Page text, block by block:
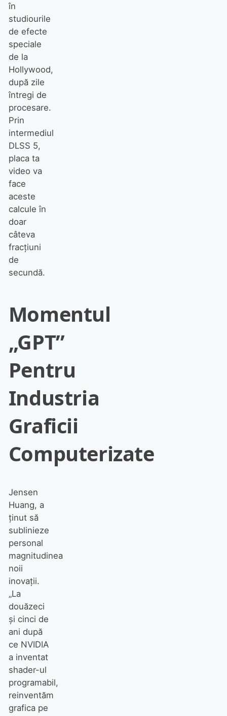
în
studiourile
de efecte
speciale
de la
Hollywood,
după zile
întregi de
procesare.
Prin
intermediul
DLSS 5,
placa ta
video va
face
aceste
calcule în
doar
câteva
fracțiuni
de
secundă.
Momentul
„GPT”
Pentru
Industria
Graficii
Computerizate
Jensen
Huang, a
ținut să
sublinieze
personal
magnitudinea
noii
inovații.
„La
douăzeci
și cinci de
ani după
ce NVIDIA
a inventat
shader-ul
programabil,
reinventăm
grafica pe